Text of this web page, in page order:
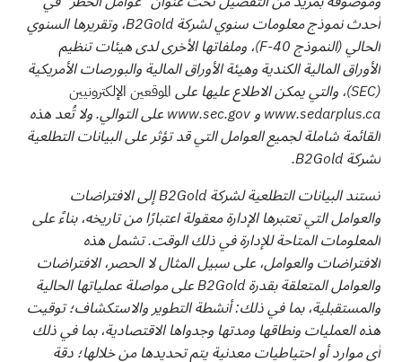
أحدث نموذج معلومات سنوي لشركة B2Gold، وتقريرها السنوي
الحالي (النموذج 40-F)، وملفاتها الأخرى لدى هيئات تنظيم
الأوراق المالية الكندية وهيئة الأوراق المالية والبورصات الأمريكية
(SEC)، والتي يمكن الاطلاع عليها علىالموقعين الإلكترونيين
www.sedarplus.ca و www.sec.gov على التوالي. ولا تُعد هذه
القائمة شاملة لجميع العوامل التي قد تؤثر على البيانات التطلعية
لشركة B2Gold.
تستند البيانات التطلعية لشركة B2Gold إلى الافتراضات
والعوامل التي تعتبرها الإدارة معقولة اعتبارًا من تاريخه، بناءً على
المعلومات المتاحة للإدارة في ذلك الوقت. تشمل هذه
الافتراضات والعوامل، على سبيل المثال لا الحصر، الافتراضات
والعوامل المتعلقة بقدرة B2Gold على مواصلة عملياتها الحالية
والمستقبلية، بما في ذلك: أنشطة التطوير والاستكشاف؛ توقيت
هذه العمليات ونطاقها ومدتها وجدواها الاقتصادية، بما في ذلك
أي موارد أو احتياطيات معدنية يتم تحديدها من خلالها؛ دقة